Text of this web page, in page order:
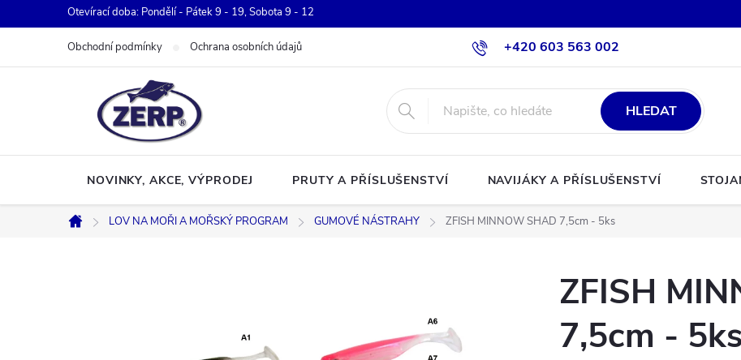
na
Otevírací doba: Pondělí - Pátek 9 - 19, Sobota 9 - 12
+420 603 563 002
Obchodní podmínky Ochrana osobních údajů
HLEDAT
NOVINKY, AKCE, VÝPRODEJ PRUTY A PŘÍSLUŠENSTVÍ NAVIJÁKY A PŘÍSLUŠENSTVÍ
Domů
LOV NA MOŘI A MOŘSKÝ PROGRAM GUMOVÉ NÁSTRAHY ZFISH MINNOW SHAD 7,5cm - 5ks
ZFISH
7,5cm - 5ks